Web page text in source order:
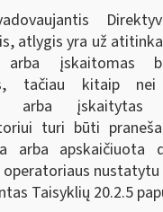
atlygis yra už
arba įskaitomas
tačiau kitaip
arba įskaitytas
turi būti
arba apskaičiuota
Taisyklių 20.2.5